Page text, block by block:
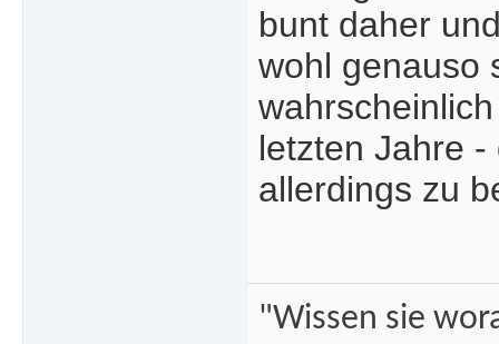
bunt daher
wohl genauso
letzten Jahre
allerdings zu
"Wissen sie